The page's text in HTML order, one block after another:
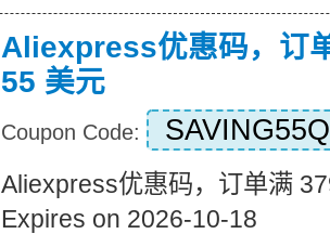
Aliexpress优惠码，订
55 美元
Coupon Code: SAVING55Q
Aliexpress优惠码，订单满
Expires on 2026-10-18